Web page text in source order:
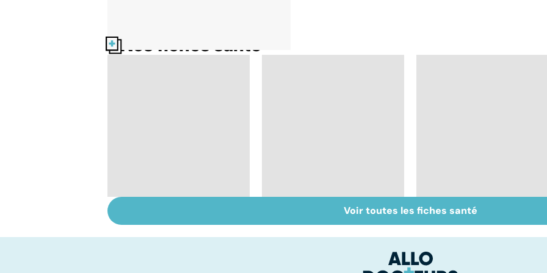
Nos fiches santé
infections
Inflammation des
amygdales : que faire
Suicide : prévenir le
passage à l'acte
Voir toutes les fiches santé